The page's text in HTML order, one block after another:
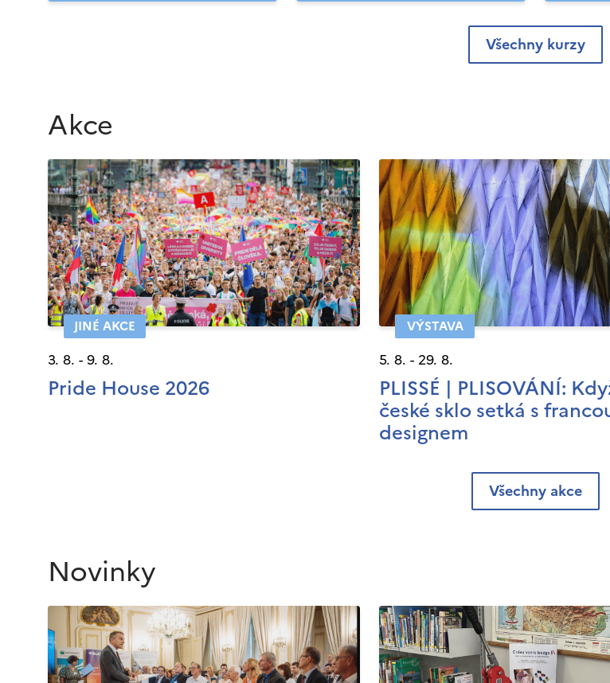
Všechny kurzy
Akce
JINÉ AKCE
3. 8. - 9. 8.
Pride House 2026
VÝSTAVA
5. 8. - 29. 8.
PLISSÉ | PLISOVÁNÍ:
české sklo setká s
designem
Všechny akce
Novinky